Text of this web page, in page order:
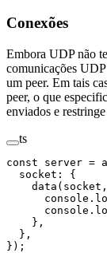
Conexões
Embora UDP não
comunicações
um peer. Em tais
peer, o que
enviados e
ts
const server =
  socket: {
    data
( socket
      console.
      console.
    },
  },
});